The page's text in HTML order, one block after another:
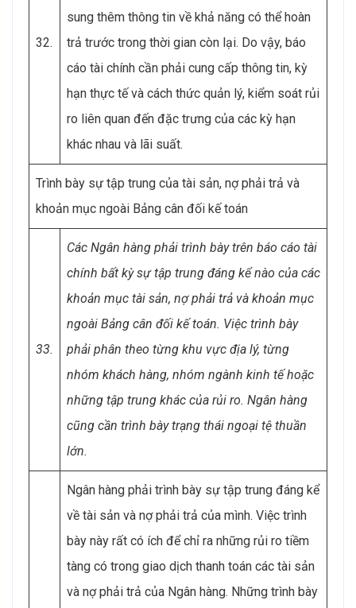
32.
sung thêm thông tin về khả năng có thể hoàn
trả trước trong thời gian còn lại. Do vậy, báo
cáo tài chính cần phải cung cấp thông tin, kỳ
hạn thực tế và cách thức quản lý, kiểm soát rủi
ro liên quan đến đặc trưng của các kỳ hạn
khác nhau và lãi suất.
Trình bày sự tập trung của tài sản, nợ phải trả và
khoản mục ngoài Bảng cân đối kế toán
33.
Các Ngân hàng phải trình bày trên báo cáo tài
chính bất kỳ sự tập trung đáng kể nào của các
khoản mục tài sản, nợ phải trả và khoản mục
ngoài Bảng cân đối kế toán. Việc trình bày
phải phân theo từng khu vực địa lý, từng
nhóm khách hàng, nhóm ngành kinh tế hoặc
những tập trung khác của rủi ro. Ngân hàng
cũng cần trình bày trạng thái ngoại tệ thuần
lớn.
Ngân hàng phải trình bày sự tập trung đáng kể
về tài sản và nợ phải trả của mình. Việc trình
bày này rất có ích để chỉ ra những rủi ro tiềm
tàng có trong giao dịch thanh toán các tài sản
và nợ phải trả của Ngân hàng. Những trình bày